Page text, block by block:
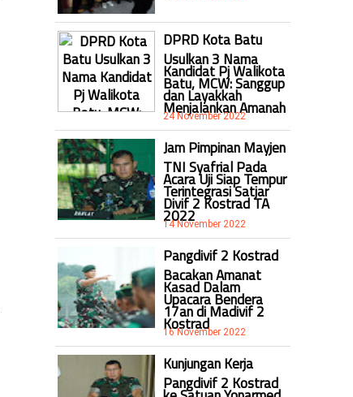
DPRD Kota Batu
Usulkan 3 Nama
Kandidat Pj Walikota
Batu, MCW: Sanggup
dan Layakkah
Menjalankan Amanah
24 November 2022
Jam Pimpinan Mayjen
TNI Syafrial Pada
Acara Uji Siap Tempur
Terintegrasi Satjar
Divif 2 Kostrad TA
2022
14 November 2022
Pangdivif 2 Kostrad
Bacakan Amanat
Kasad Dalam
Upacara Bendera
17an di Madivif 2
Kostrad
16 November 2022
Kunjungan Kerja
Pangdivif 2 Kostrad
ke Satuan Yonarmed